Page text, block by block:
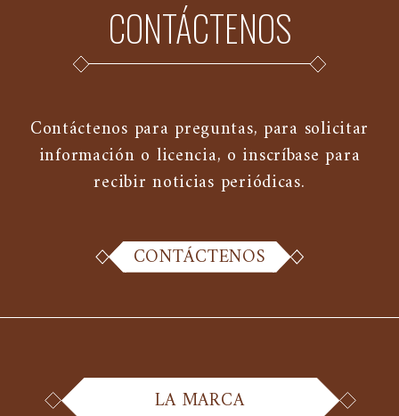
CONTÁCTENOS
Contáctenos para preguntas, para solicitar
información o licencia, o inscríbase para
recibir noticias periódicas.
CONTÁCTENOS
LA MARCA